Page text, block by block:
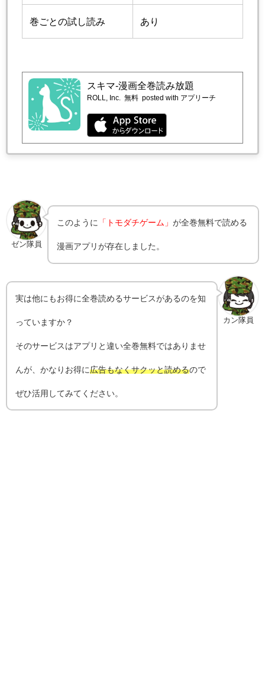
巻ごとの試し読み あり
スキマ-漫画全巻読み放題
ROLL, Inc. 無料 posted with アプリーチ
ゼン隊員
このように 「トモダチゲーム」が全巻無料で読める
漫画アプリが存在しました。
カン隊員
実は他にもお得に全巻読めるサービスがあるのを知
っていますか？
そのサービスはアプリと違い全巻無料ではありませ
んが、かなりお得に広告もなくサクッと読めるので
ぜひ活用してみてください。